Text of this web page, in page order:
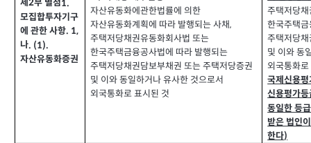
제2부 별첨1.
모집합투자기구
에 관한 사항. 1,
나. (1).
자산유동화증권
자산유동화에관한법률에 의한
자산유동화계획에 따라 발행되는 사채,
주택저당채권유동화회사법 또는
한국주택금융공사법에 따라 발행되는
주택저당채권담보부채권 또는 주택저당증권
및 이와 동일하거나 유사한 것으로서
외국통화로 표시된 것
주택저당
한국주택
주택저당
및 이와 동
외국통화
국제신용
신용평가
동일한 등
받은 법인
한다)